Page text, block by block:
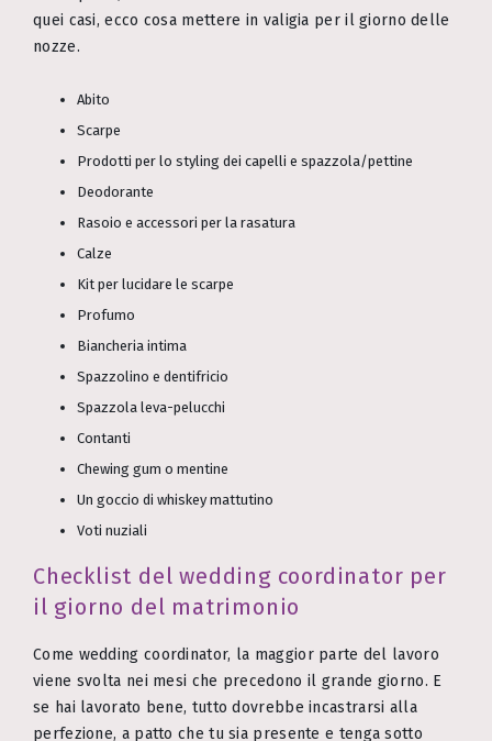
quei casi, ecco cosa mettere in valigia per il giorno delle
nozze.
Abito
Scarpe
Prodotti per lo styling dei capelli e spazzola/pettine
Deodorante
Rasoio e accessori per la rasatura
Calze
Kit per lucidare le scarpe
Profumo
Biancheria intima
Spazzolino e dentifricio
Spazzola leva-pelucchi
Contanti
Chewing gum o mentine
Un goccio di whiskey mattutino
Voti nuziali
Checklist del wedding coordinator per
il giorno del matrimonio
Come wedding coordinator, la maggior parte del lavoro
viene svolta nei mesi che precedono il grande giorno. E
se hai lavorato bene, tutto dovrebbe incastrarsi alla
perfezione, a patto che tu sia presente e tenga sotto